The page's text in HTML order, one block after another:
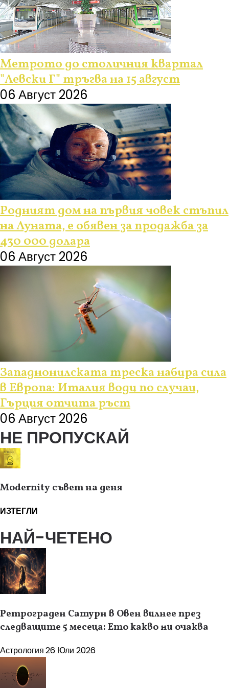
Метрото до столичния квартал
"Левски Г" тръгва на 15 август
06 Август 2026
Родният дом на първия човек стъпил
на Луната, е обявен за продажба за
430 000 долара
06 Август 2026
Западнонилската треска набира сила
в Европа: Италия води по случаи,
Гърция отчита ръст
06 Август 2026
НЕ ПРОПУСКАЙ
Modernity съвет на деня
ИЗТЕГЛИ
НАЙ-ЧЕТЕНО
Ретрограден Сатурн в Овен вилнее през
следващите 5 месеца: Ето какво ни очаква
Астрология26 Юли 2026